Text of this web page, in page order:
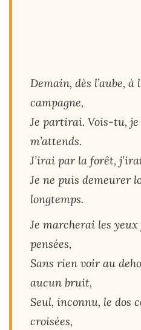
Demain, dès l’aube,
campagne,
Je partirai. Vois-tu, je
m’attends.
J’irai par la forêt,
Je ne puis demeurer
longtemps.
Je marcherai les
pensées,
Sans rien voir au
aucun bruit,
Seul, inconnu, le dos
croisées,